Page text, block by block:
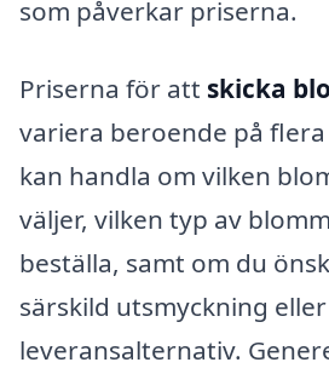
som påverkar priserna.
Priserna för att skicka
variera beroende på
kan handla om vilken
väljer, vilken typ av
beställa, samt om du
särskild utsmyckning eller
leveransalternativ.